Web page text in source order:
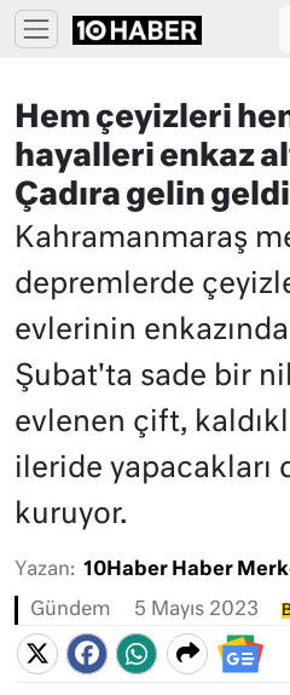
Hem çeyizleri
hayalleri enkaz
Çadıra gelin
Kahramanmaraş
depremlerde
evlerinin
Şubat'ta sade bir
evlenen çift,
ileride yapacakları
kuruyor.
Yazan: 10Haber Haber
Gündem 5 Mayıs 2023